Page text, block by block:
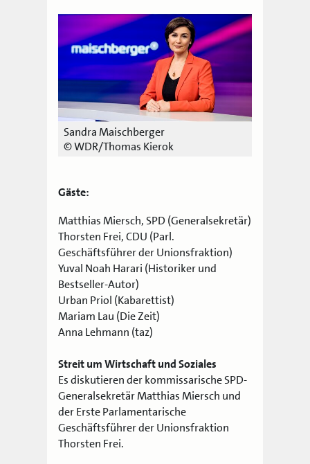
Sandra Maischberger
© WDR/Thomas Kierok
Gäste:
Matthias Miersch, SPD (Generalsekretär)
Thorsten Frei, CDU (Parl.
Geschäftsführer der Unionsfraktion)
Yuval Noah Harari (Historiker und
Bestseller-Autor)
Urban Priol (Kabarettist)
Mariam Lau (Die Zeit)
Anna Lehmann (taz)
Streit um Wirtschaft und Soziales
Es diskutieren der kommissarische SPD-
Generalsekretär Matthias Miersch und
der Erste Parlamentarische
Geschäftsführer der Unionsfraktion
Thorsten Frei.